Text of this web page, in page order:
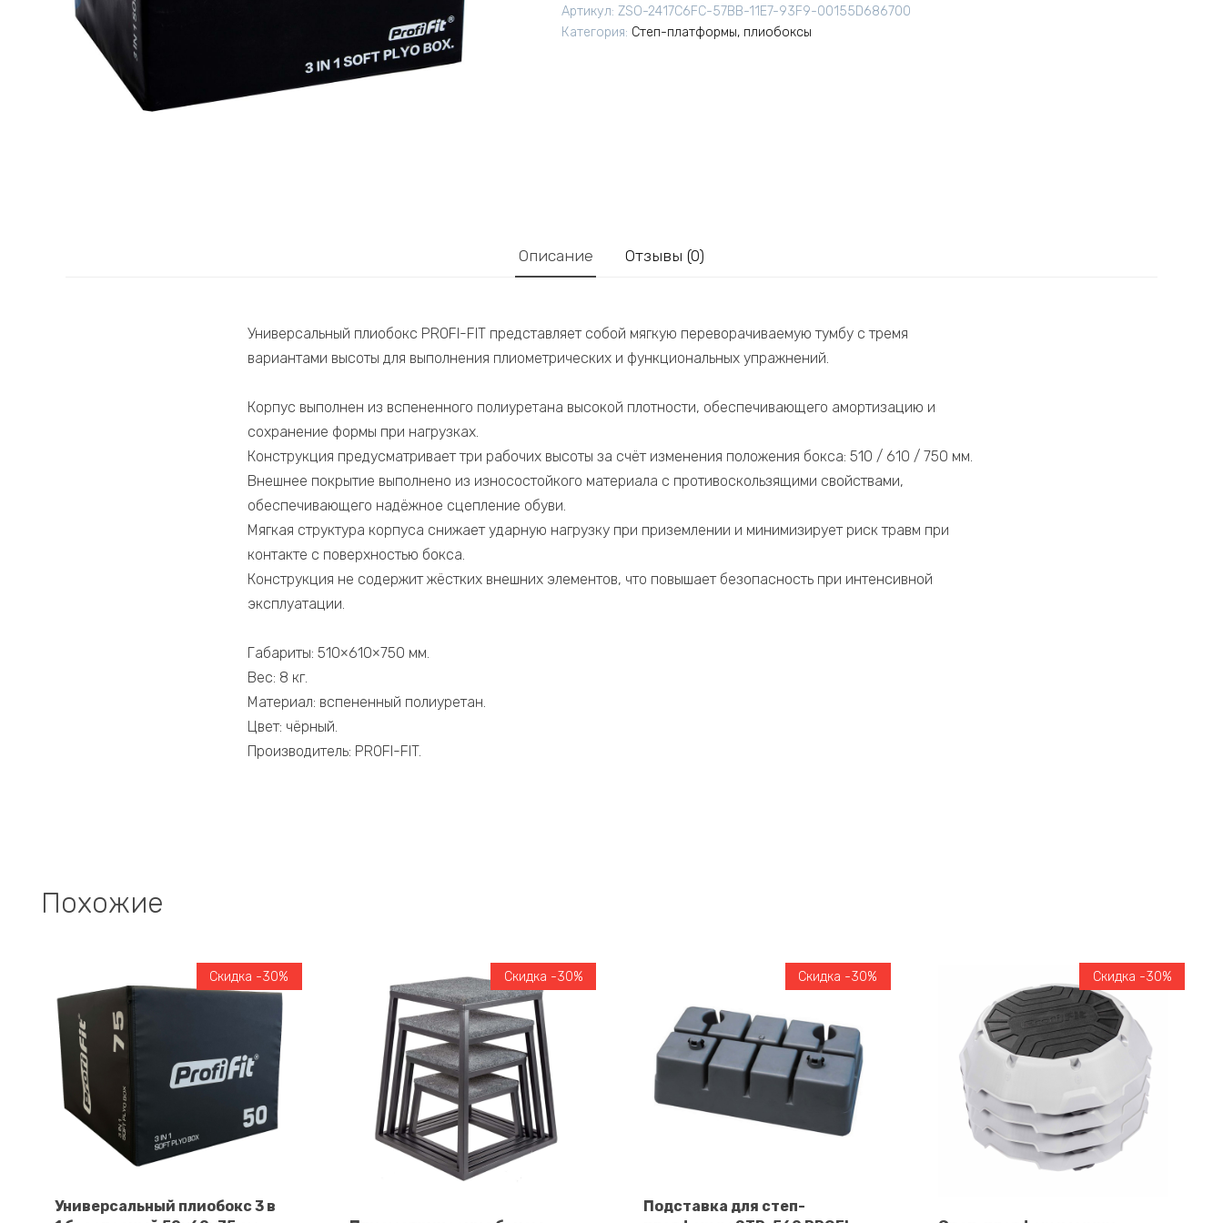
Артикул: ZSO-2417C6FC-57BB-11E7-93F9-00155D686700
Категория: Степ-платформы, плиобоксы
Описание Отзывы (0)
Универсальный плиобокс PROFI-FIT представляет собой мягкую переворачиваемую тумбу с тремя
вариантами высоты для выполнения плиометрических и функциональных упражнений.
Корпус выполнен из вспененного полиуретана высокой плотности, обеспечивающего амортизацию и
сохранение формы при нагрузках.
Конструкция предусматривает три рабочих высоты за счёт изменения положения бокса: 510 / 610 / 750 мм.
Внешнее покрытие выполнено из износостойкого материала с противоскользящими свойствами,
обеспечивающего надёжное сцепление обуви.
Мягкая структура корпуса снижает ударную нагрузку при приземлении и минимизирует риск травм при
контакте с поверхностью бокса.
Конструкция не содержит жёстких внешних элементов, что повышает безопасность при интенсивной
эксплуатации.
Габариты: 510×610×750 мм.
Вес: 8 кг.
Материал: вспененный полиуретан.
Цвет: чёрный.
Производитель: PROFI-FIT.
Похожие
Скидка -30%
Универсальный плиобокс 3 в
Скидка -30% Скидка -30%
Подставка для степ-
Скидка -30%